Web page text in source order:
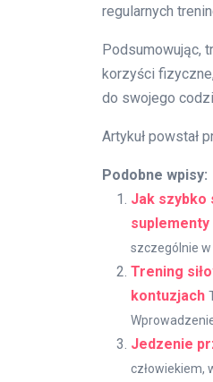
regularnych
Podsumowując,
korzyści
do swojego
Artykuł powstał
Podobne wpisy:
Jak szybko
suplementy
szczególnie w
Trening
kontuzjach
Jedzenie
człowiekiem,